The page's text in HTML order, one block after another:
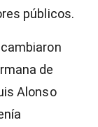
públicos.
de
Alonso